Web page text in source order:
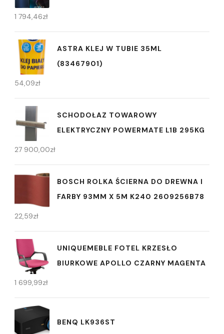
1 794,46zł
ASTRA KLEJ W TUBIE 35ML
(83467901)
54,09zł
SCHODOŁAZ TOWAROWY
ELEKTRYCZNY POWERMATE L1B 295KG
27 900,00zł
BOSCH ROLKA ŚCIERNA DO DREWNA I
FARBY 93MM X 5M K240 2609256B78
22,59zł
UNIQUEMEBLE FOTEL KRZESŁO
BIURKOWE APOLLO CZARNY MAGENTA
1 699,99zł
BENQ LK936ST